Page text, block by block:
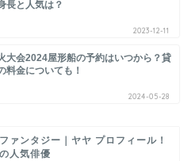
長と人気は？
2023-12-11
大会2024屋形船の予約はいつから？貸
料金についても！
2024-05-28
ァンタジー｜ヤヤ プロフィール！
人気俳優